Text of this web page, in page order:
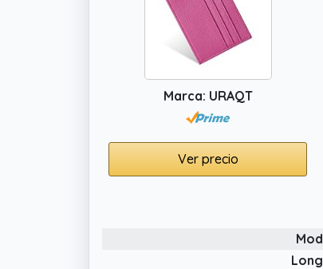
Marca: URAQT
Ver precio